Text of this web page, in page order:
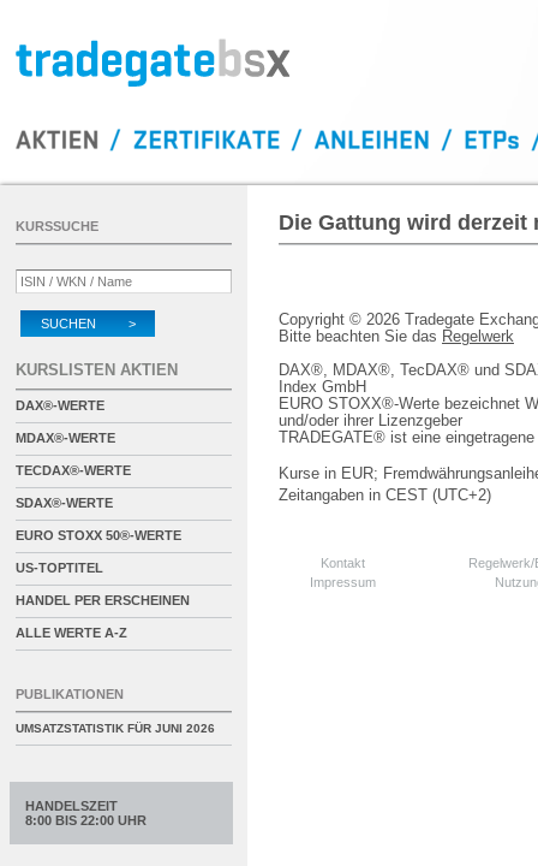
Die Gattung wird derzeit
Copyright © 2026 Tradegate
Bitte beachten Sie das Regelwerk
DAX®, MDAX®, TecDAX® und
Index GmbH
EURO STOXX®-Werte bezeichnet
und/oder ihrer Lizenzgeber
TRADEGATE® ist eine
Kurse in EUR;
Zeitangaben in CEST (UTC+2)
Kontakt
Impressum
KURSSUCHE
SUCHEN >
KURSLISTEN AKTIEN
DAX®-WERTE
MDAX®-WERTE
TECDAX®-WERTE
SDAX®-WERTE
EURO STOXX 50®-WERTE
US-TOPTITEL
HANDEL PER ERSCHEINEN
ALLE WERTE A-Z
PUBLIKATIONEN
UMSATZSTATISTIK FÜR JUNI 2026
HANDELSZEIT
8:00 BIS 22:00 UHR